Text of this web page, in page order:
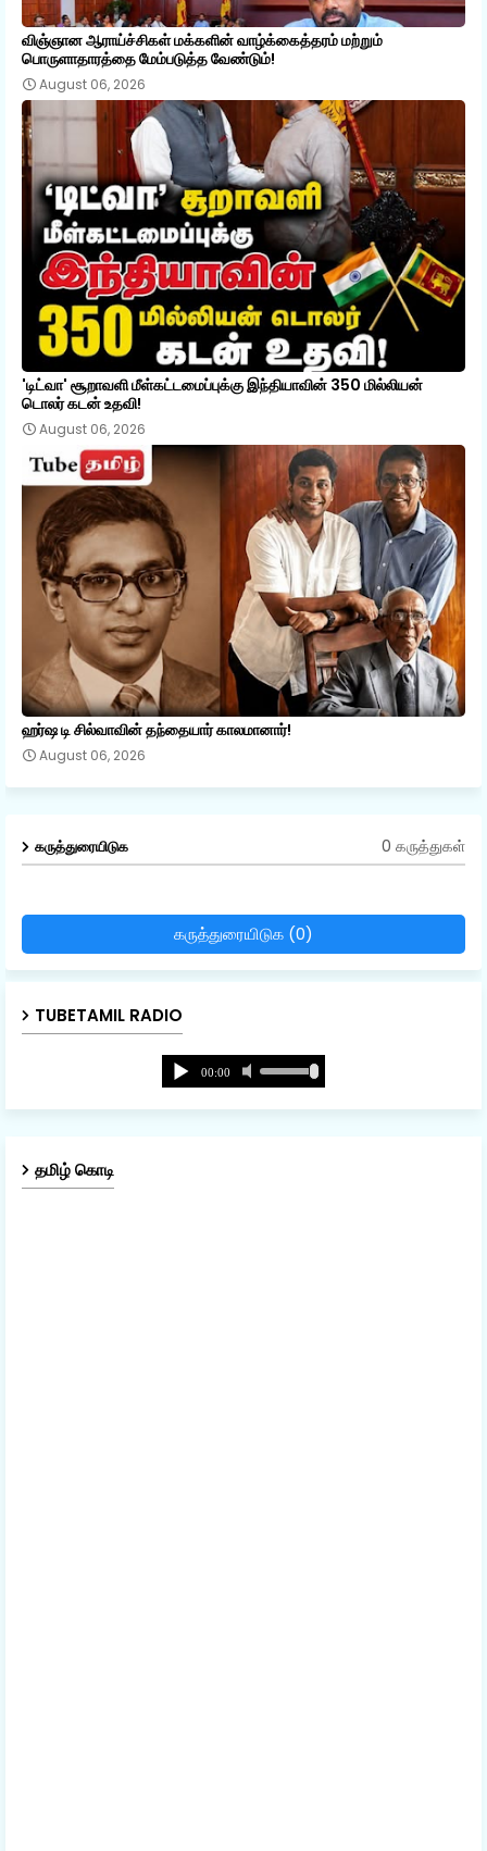
விஞ்ஞான ஆராய்ச்சிகள் மக்களின் வாழ்க்கைத்தரம் மற்றும்
பொருளாதாரத்தை மேம்படுத்த வேண்டும்!
August 06, 2026
'டிட்வா' சூறாவளி மீள்கட்டமைப்புக்கு இந்தியாவின் 350 மில்லியன்
டொலர் கடன் உதவி!
August 06, 2026
ஹர்ஷ டி சில்வாவின் தந்தையார் காலமானார்!
August 06, 2026
கருத்துரையிடுக 0 கருத்துகள்
கருத்துரையிடுக (0)
TUBETAMIL RADIO
தமிழ் கொடி